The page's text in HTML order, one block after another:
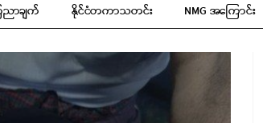
ာချက် နိုင်ငံတကာသတင်း NMG အကြောင်း